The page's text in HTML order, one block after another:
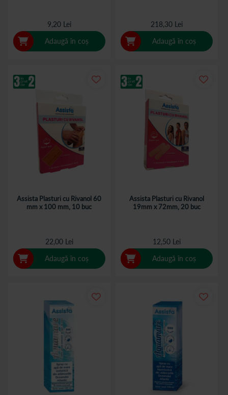
9,20 Lei
Adaugă în coș
218,30 Lei
Adaugă în coș
Assista Plasturi cu Rivanol 60
mm x 100 mm, 10 buc
22,00 Lei
Adaugă în coș
Assista Plasturi cu Rivanol
19mm x 72mm, 20 buc
12,50 Lei
Adaugă în coș